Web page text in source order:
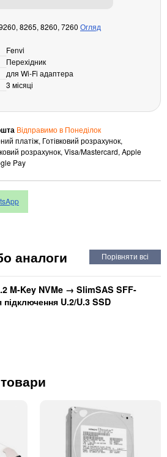
8265, 8260, 7260 Огляд
Fenvi
Перехідник
для Wi-Fi адаптера
3 місяці
Відправимо в Понеділок
платіж, Готівковий розрахунок,
розрахунок, Visa/Mastercard, Apple
Pay
аналоги
M-Key NVMe → SlimSAS SFF-
U.2/U.3 SSD